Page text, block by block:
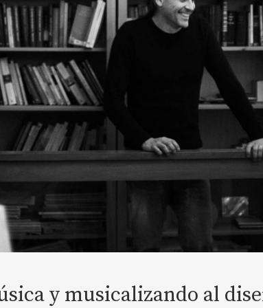
y musicalizando al